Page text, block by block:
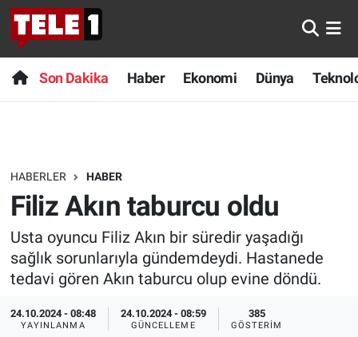
Son Dakika Haber Ekonomi Dünya
HABERLER HABER
Filiz Akın taburcu oldu
Usta oyuncu Filiz Akın bir süredir yaşadığı
sağlık sorunlarıyla gündemdeydi. Hastanede
tedavi gören Akın taburcu olup evine döndü.
24.10.2024 - 08:48
YAYINLANMA
24.10.2024 - 08:59
GÜNCELLEME
385
GÖSTERIM
Anında Manşet
Başka Sohbetler
Bilim turu
Doğa Konuşuyor
Dünya
Son Dakika
Haber
Dünya
Sağlık
Spor
Nöbetçi Eczaneler
Hava Durumu
Trafik Durumu
Tüm Manşetler
Son Dakika Haberleri